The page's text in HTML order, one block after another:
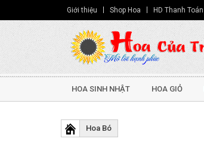
Giới thiệu Shop Hoa HD Thanh Toán
HOA SINH NHẬT HOA GIỎ
Hoa Bó